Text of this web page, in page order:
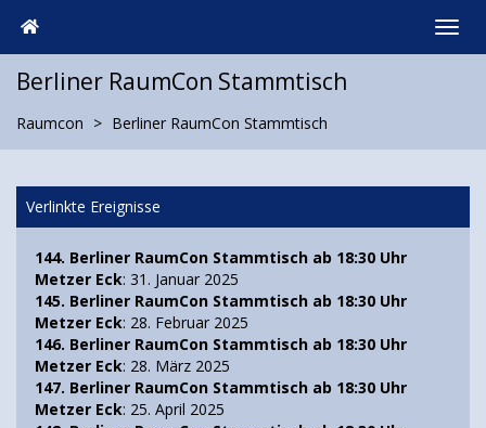
Berliner RaumCon Stammtisch
Raumcon Berliner RaumCon Stammtisch
Verlinkte Ereignisse
144. Berliner RaumCon Stammtisch ab 18:30 Uhr
Metzer Eck: 31. Januar 2025
145. Berliner RaumCon Stammtisch ab 18:30 Uhr
Metzer Eck: 28. Februar 2025
146. Berliner RaumCon Stammtisch ab 18:30 Uhr
Metzer Eck: 28. März 2025
147. Berliner RaumCon Stammtisch ab 18:30 Uhr
Metzer Eck: 25. April 2025